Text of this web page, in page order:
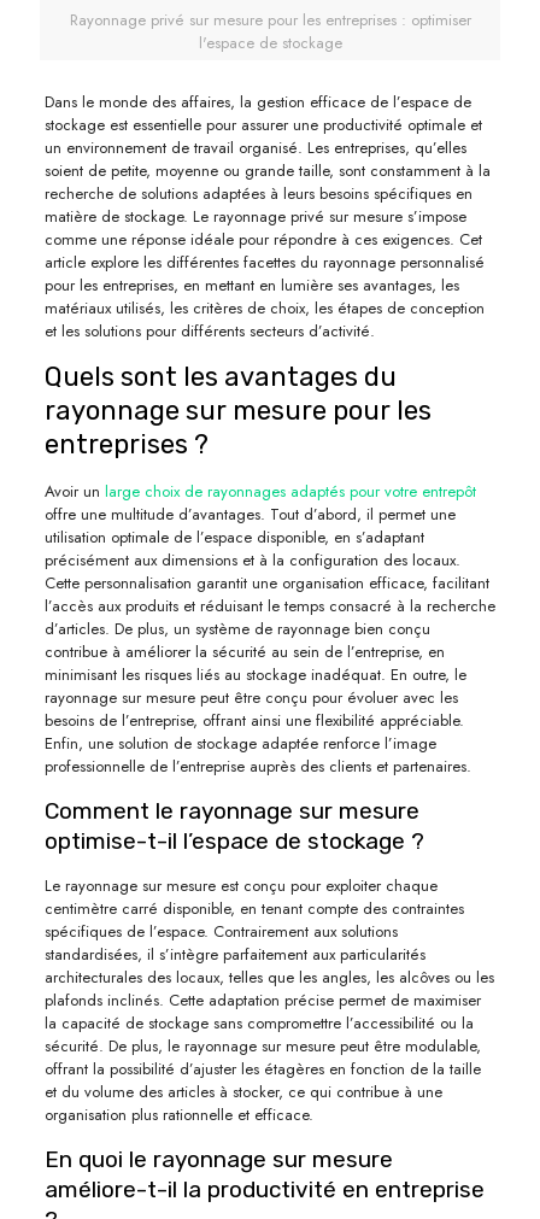
Rayonnage privé sur mesure pour les entreprises : optimiser
l'espace de stockage
Dans le monde des affaires, la gestion efficace de l’espace de
stockage est essentielle pour assurer une productivité optimale et
un environnement de travail organisé. Les entreprises, qu’elles
soient de petite, moyenne ou grande taille, sont constamment à la
recherche de solutions adaptées à leurs besoins spécifiques en
matière de stockage. Le rayonnage privé sur mesure s’impose
comme une réponse idéale pour répondre à ces exigences. Cet
article explore les différentes facettes du rayonnage personnalisé
pour les entreprises, en mettant en lumière ses avantages, les
matériaux utilisés, les critères de choix, les étapes de conception
et les solutions pour différents secteurs d’activité.
Quels sont les avantages du
rayonnage sur mesure pour les
entreprises ?
Avoir un large choix de rayonnages adaptés pour votre entrepôt
offre une multitude d’avantages. Tout d’abord, il permet une
utilisation optimale de l’espace disponible, en s’adaptant
précisément aux dimensions et à la configuration des locaux.
Cette personnalisation garantit une organisation efficace, facilitant
l’accès aux produits et réduisant le temps consacré à la recherche
d’articles. De plus, un système de rayonnage bien conçu
contribue à améliorer la sécurité au sein de l’entreprise, en
minimisant les risques liés au stockage inadéquat. En outre, le
rayonnage sur mesure peut être conçu pour évoluer avec les
besoins de l’entreprise, offrant ainsi une flexibilité appréciable.
Enfin, une solution de stockage adaptée renforce l’image
professionnelle de l’entreprise auprès des clients et partenaires.
Comment le rayonnage sur mesure
optimise-t-il l’espace de stockage ?
Le rayonnage sur mesure est conçu pour exploiter chaque
centimètre carré disponible, en tenant compte des contraintes
spécifiques de l’espace. Contrairement aux solutions
standardisées, il s’intègre parfaitement aux particularités
architecturales des locaux, telles que les angles, les alcôves ou les
plafonds inclinés. Cette adaptation précise permet de maximiser
la capacité de stockage sans compromettre l’accessibilité ou la
sécurité. De plus, le rayonnage sur mesure peut être modulable,
offrant la possibilité d’ajuster les étagères en fonction de la taille
et du volume des articles à stocker, ce qui contribue à une
organisation plus rationnelle et efficace.
En quoi le rayonnage sur mesure
améliore-t-il la productivité en entreprise